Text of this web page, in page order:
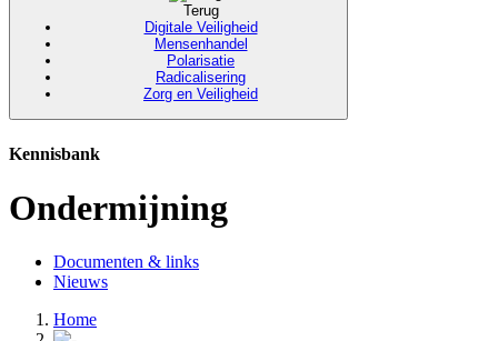
Terug
Digitale Veiligheid
Mensenhandel
Polarisatie
Radicalisering
Zorg en Veiligheid
Kennisbank
Ondermijning
Documenten & links
Nieuws
Home